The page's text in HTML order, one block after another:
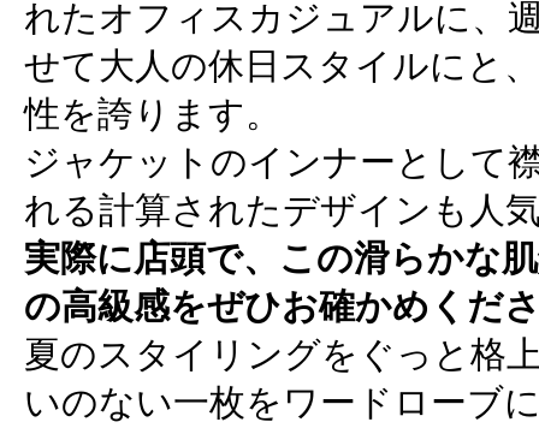
れたオフィスカジュアルに、
せて大人の休日スタイルにと
性を誇ります。
ジャケットのインナーとして
れる計算されたデザインも人
実際に店頭で、この滑らかな
の高級感をぜひお確かめくだ
夏のスタイリングをぐっと格
いのない一枚をワードローブ